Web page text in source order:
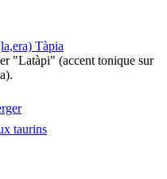
Tàpia
"Latàpi" (accent tonique sur
taurins